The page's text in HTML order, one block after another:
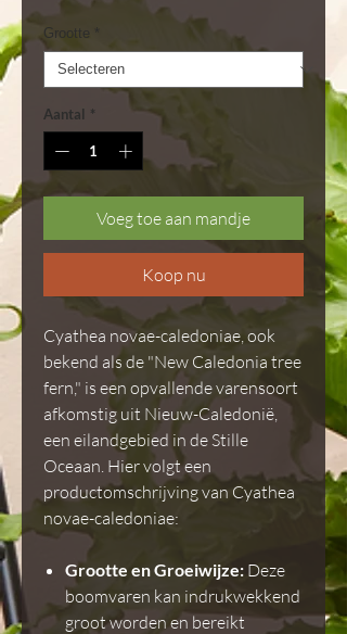
Grootte *
Aantal *
Voeg toe aan mandje
Koop nu
Cyathea novae-caledoniae, ook
bekend als de "New Caledonia tree
fern," is een opvallende varensoort
afkomstig uit Nieuw-Caledonië,
een eilandgebied in de Stille
Oceaan. Hier volgt een
productomschrijving van Cyathea
novae-caledoniae:
Grootte en Groeiwijze: Deze
boomvaren kan indrukwekkend
groot worden en bereikt